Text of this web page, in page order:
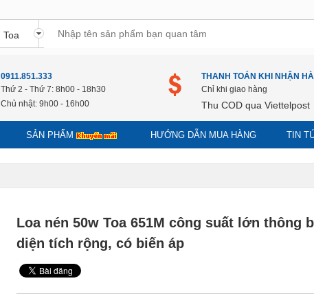
0911.851.333
Thứ 2 - Thứ 7: 8h00 - 18h30
Chủ nhật: 9h00 - 16h00
THANH TOÁN KHI NHẬN
Chỉ khi giao hàng
Thu COD qua Viettelpost
SẢN PHẨM HƯỚNG DẪN MUA HÀNG TIN
Loa nén 50w Toa 651M công suất lớn thông
diện tích rộng, có biến áp